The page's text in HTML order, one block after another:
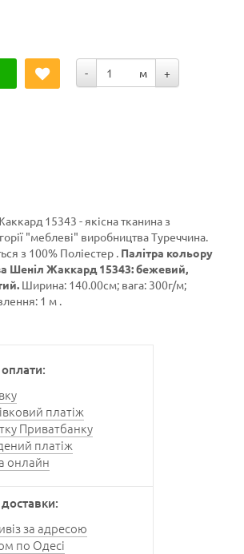
- м +
15343 - якісна тканина з
"меблеві" виробництва Туреччина.
з 100% Поліестер . Палітра кольору
Шеніл Жаккард 15343: бежевий,
Ширина: 140.00см; вага: 300г/м;
1 м .
платіж
Приватбанку
платіж
онлайн
за адресою
по Одесі